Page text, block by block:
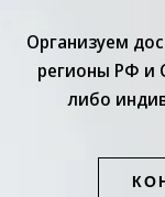
Организуем
регионы РФ и
либо